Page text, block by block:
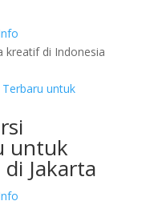
kreatif di Indonesia
untuk
Jakarta